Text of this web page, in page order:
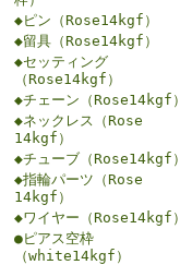
◆ピン（Rose14kgf）
◆留具（Rose14kgf）
◆セッティング
（Rose14kgf）
◆チェーン（Rose14kgf）
◆ネックレス（Rose
14kgf）
◆チューブ（Rose14kgf）
◆指輪パーツ（Rose
14kgf）
◆ワイヤー（Rose14kgf）
●ピアス空枠
（white14kgf）